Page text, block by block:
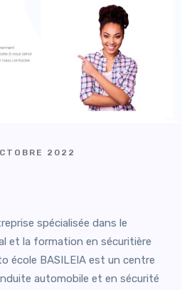
2022
spécialisée dans le
et la formation en sécuritière
école BASILEIA est un centre
automobile et en sécurité